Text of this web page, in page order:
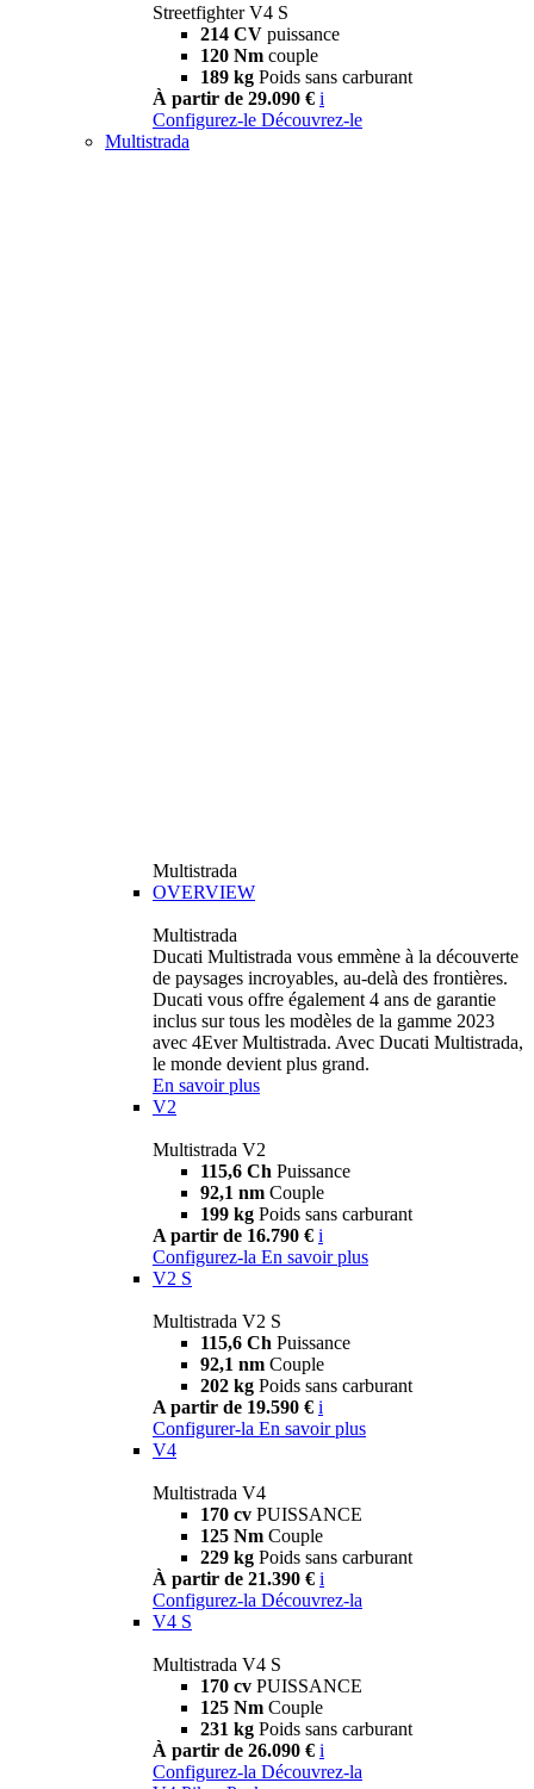
Streetfighter V4 S
214 CV puissance
120 Nm couple
189 kg Poids sans carburant
À partir de 29.090 € i
Configurez-le Découvrez-le
Multistrada
Multistrada
OVERVIEW
Multistrada
Ducati Multistrada vous emmène à la découverte
de paysages incroyables, au-delà des frontières.
Ducati vous offre également 4 ans de garantie
inclus sur tous les modèles de la gamme 2023
avec 4Ever Multistrada. Avec Ducati Multistrada,
le monde devient plus grand.
En savoir plus
V2
Multistrada V2
115,6 Ch Puissance
92,1 nm Couple
199 kg Poids sans carburant
A partir de 16.790 € i
Configurez-la En savoir plus
V2 S
Multistrada V2 S
115,6 Ch Puissance
92,1 nm Couple
202 kg Poids sans carburant
A partir de 19.590 € i
Configurer-la En savoir plus
V4
Multistrada V4
170 cv PUISSANCE
125 Nm Couple
229 kg Poids sans carburant
À partir de 21.390 € i
Configurez-la Découvrez-la
V4 S
Multistrada V4 S
170 cv PUISSANCE
125 Nm Couple
231 kg Poids sans carburant
À partir de 26.090 € i
Configurez-la Découvrez-la